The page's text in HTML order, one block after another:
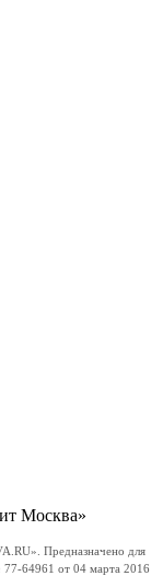
Москва»
Предназначено для
64961 от 04 марта 2016